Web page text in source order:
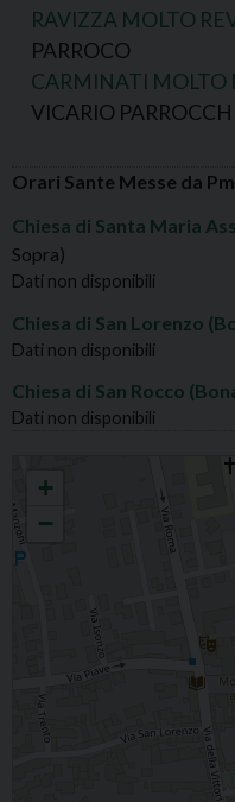
RAVIZZA MOLTO
PARROCO
CARMINATI MOLTO
VICARIO
Orari Sante Messe da
Chiesa di Santa Maria
Sopra)
Dati non disponibili
Chiesa di San Lorenzo
Dati non disponibili
Chiesa di San Rocco
Dati non disponibili
BONATE SOPRA S.MARIA
+
−